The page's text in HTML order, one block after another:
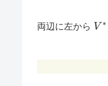
両辺に左から V^*
V ∗